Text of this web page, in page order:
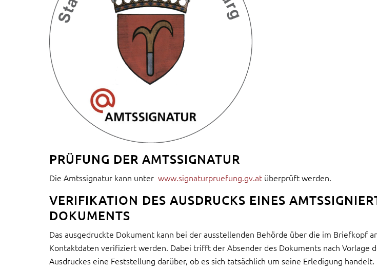
PRÜFUNG DER AMTSSIGNATUR
Die Amtssignatur kann unter www.signaturpruefung.gv.at überprüft werden.
VERIFIKATION DES AUSDRUCKS EINES
DOKUMENTS
Das ausgedruckte Dokument kann bei der ausstellenden Behörde über die im Briefkopf
Kontaktdaten verifiziert werden. Dabei trifft der Absender des Dokuments nach Vorlage
Ausdruckes eine Feststellung darüber, ob es sich tatsächlich um seine Erledigung handelt.